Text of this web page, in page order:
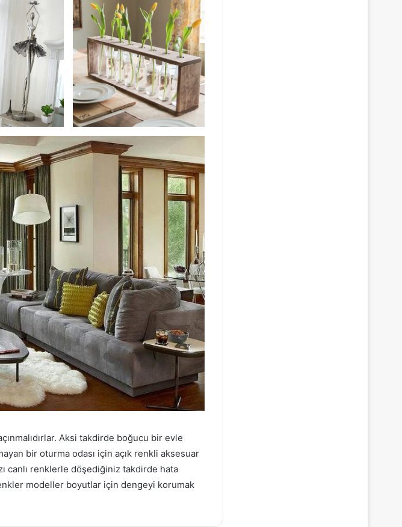
Aksi takdirde boğucu bir evle
bir oturma odası için açık renkli aksesuar
canlı renklerle döşediğiniz takdirde hata
modeller boyutlar için dengeyi korumak